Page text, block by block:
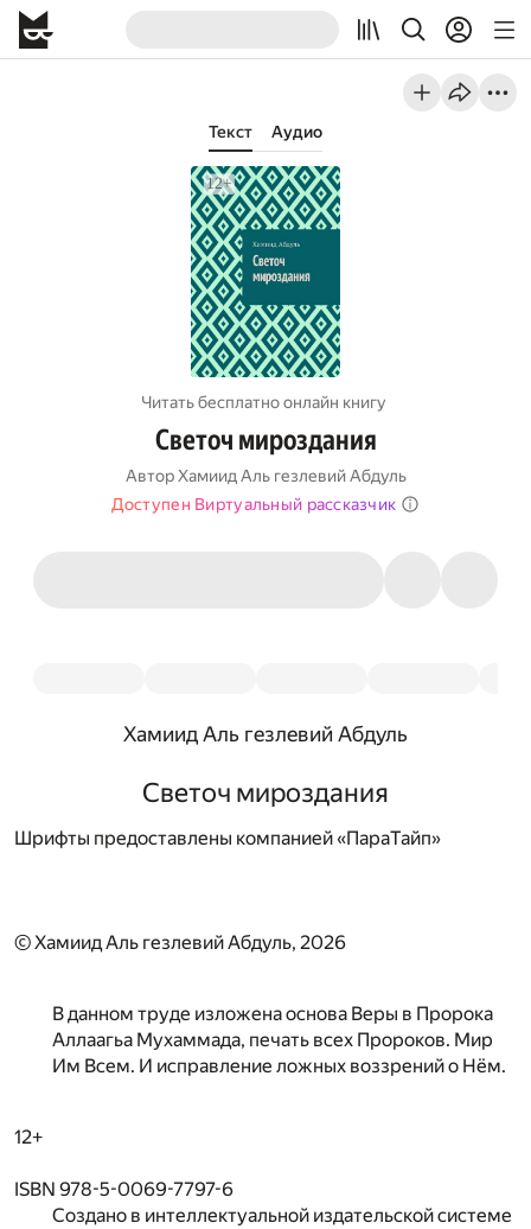
Текст Аудио
Читать бесплатно онлайн книгу
Светоч мироздания
Автор Хамиид Аль гезлевий Абдуль
Доступен Виртуальный рассказчик
Хамиид Аль гезлевий Абдуль
Светоч мироздания
Шрифты предоставлены компанией «ПараТайп»
© Хамиид Аль гезлевий Абдуль, 2026
В данном труде изложена основа Веры в Пророка
Аллаагьа Мухаммада, печать всех Пророков. Мир
Им Всем. И исправление ложных воззрений о Нём.
12+
ISBN 978-5-0069-7797-6
Создано в интеллектуальной издательской системе